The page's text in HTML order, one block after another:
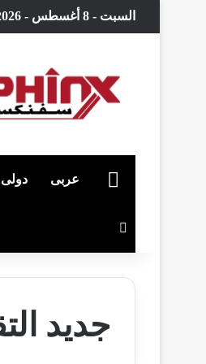
السبت - 8 أغسطس - 2026 / 1:45 صباحًا
الرئيسية
عربى دولى
جديد